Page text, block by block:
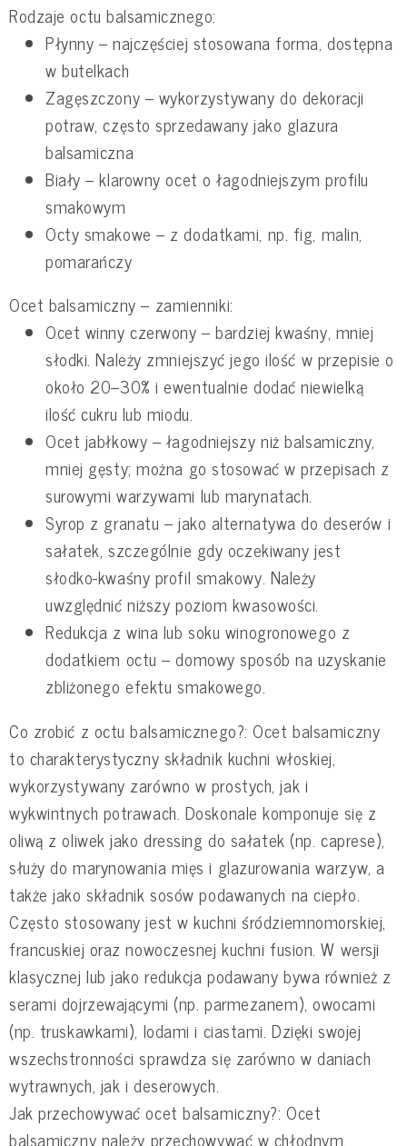
Rodzaje octu balsamicznego:
Płynny – najczęściej stosowana forma, dostępna
w butelkach
Zagęszczony – wykorzystywany do dekoracji
potraw, często sprzedawany jako glazura
balsamiczna
Biały – klarowny ocet o łagodniejszym profilu
smakowym
Octy smakowe – z dodatkami, np. fig, malin,
pomarańczy
Ocet balsamiczny – zamienniki:
Ocet winny czerwony – bardziej kwaśny, mniej
słodki. Należy zmniejszyć jego ilość w przepisie o
około 20–30% i ewentualnie dodać niewielką
ilość cukru lub miodu.
Ocet jabłkowy – łagodniejszy niż balsamiczny,
mniej gęsty; można go stosować w przepisach z
surowymi warzywami lub marynatach.
Syrop z granatu – jako alternatywa do deserów i
sałatek, szczególnie gdy oczekiwany jest
słodko-kwaśny profil smakowy. Należy
uwzględnić niższy poziom kwasowości.
Redukcja z wina lub soku winogronowego z
dodatkiem octu – domowy sposób na uzyskanie
zbliżonego efektu smakowego.
Co zrobić z octu balsamicznego?: Ocet balsamiczny
to charakterystyczny składnik kuchni włoskiej,
wykorzystywany zarówno w prostych, jak i
wykwintnych potrawach. Doskonale komponuje się z
oliwą z oliwek jako dressing do sałatek (np. caprese),
służy do marynowania mięs i glazurowania warzyw, a
także jako składnik sosów podawanych na ciepło.
Często stosowany jest w kuchni śródziemnomorskiej,
francuskiej oraz nowoczesnej kuchni fusion. W wersji
klasycznej lub jako redukcja podawany bywa również z
serami dojrzewającymi (np. parmezanem), owocami
(np. truskawkami), lodami i ciastami. Dzięki swojej
wszechstronności sprawdza się zarówno w daniach
wytrawnych, jak i deserowych.
Jak przechowywać ocet balsamiczny?: Ocet
balsamiczny należy przechowywać w chłodnym,